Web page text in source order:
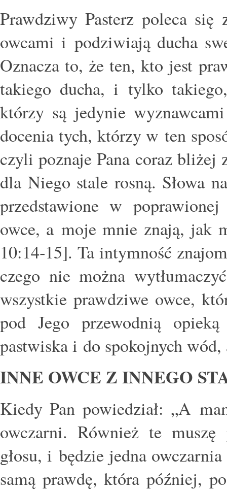
Prawdziwy Pasterz poleca się
owcami i podziwiają ducha
Oznacza to, że ten, kto jest
takiego ducha, i tylko
którzy są jedynie
docenia tych, którzy w ten
czyli poznaje Pana coraz
dla Niego stale rosną. Słowa
przedstawione w
owce, a moje mnie znają, jak
10:14‑15]. Ta intymność
czego nie można
wszystkie prawdziwe owce,
pod Jego przewodnią
pastwiska i do spokojnych
INNE OWCE Z INNEGO
Kiedy Pan powiedział: „A
owczarni. Również te muszę
głosu, i będzie jedna
samą prawdę, która później,